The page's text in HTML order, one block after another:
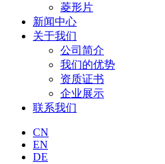
菱形片
新闻中心
关于我们
公司简介
我们的优势
资质证书
企业展示
联系我们
CN
EN
DE